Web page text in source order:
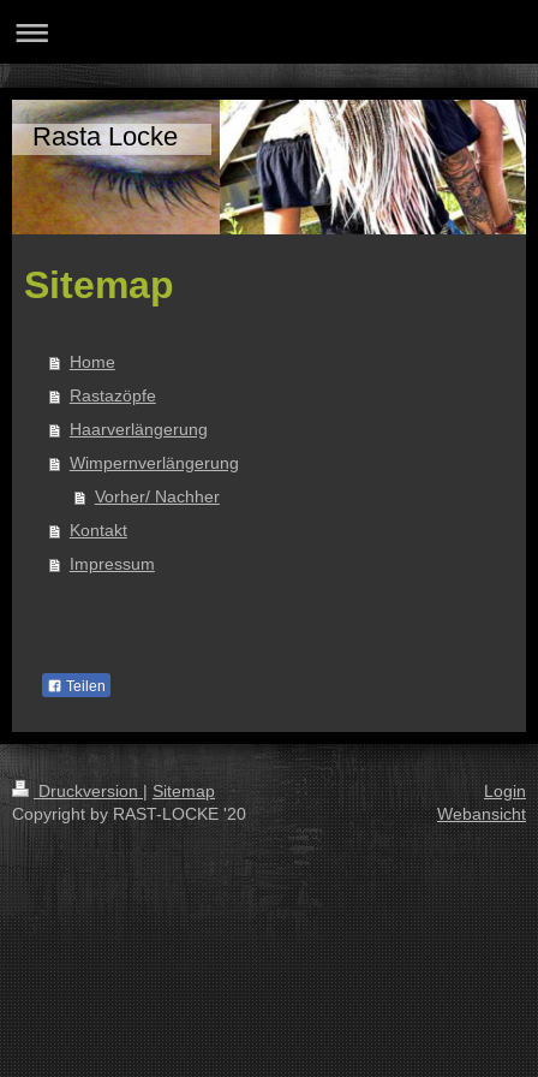
Rasta Locke
Sitemap
Home
Rastazöpfe
Haarverlängerung
Wimpernverlängerung
Vorher/ Nachher
Kontakt
Impressum
Teilen
Druckversion | Sitemap
Copyright by RAST-LOCKE '20
Login
Webansicht